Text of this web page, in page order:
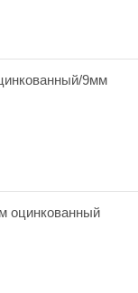
9мм
оцинкованный